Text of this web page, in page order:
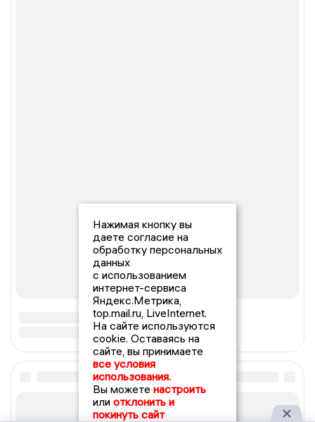
Нажимая кнопку вы
даете согласие на
обработку персональных
данных
с использованием
интернет-сервиса
Яндекс.Метрика,
top.mail.ru, LiveInternet.
На сайте используются
cookie. Оставаясь на
сайте, вы принимаете
все условия
использования.
Вы можете настроить
или отклонить и
покинуть сайт